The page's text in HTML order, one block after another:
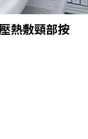
熱敷頸部按